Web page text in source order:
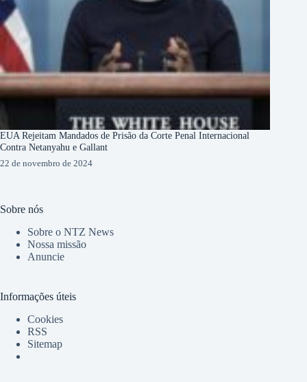
EUA Rejeitam Mandados de Prisão da Corte Penal Internacional
Contra Netanyahu e Gallant
22 de novembro de 2024
Sobre nós
Sobre o NTZ News
Nossa missão
Anuncie
Informações úteis
Cookies
RSS
Sitemap